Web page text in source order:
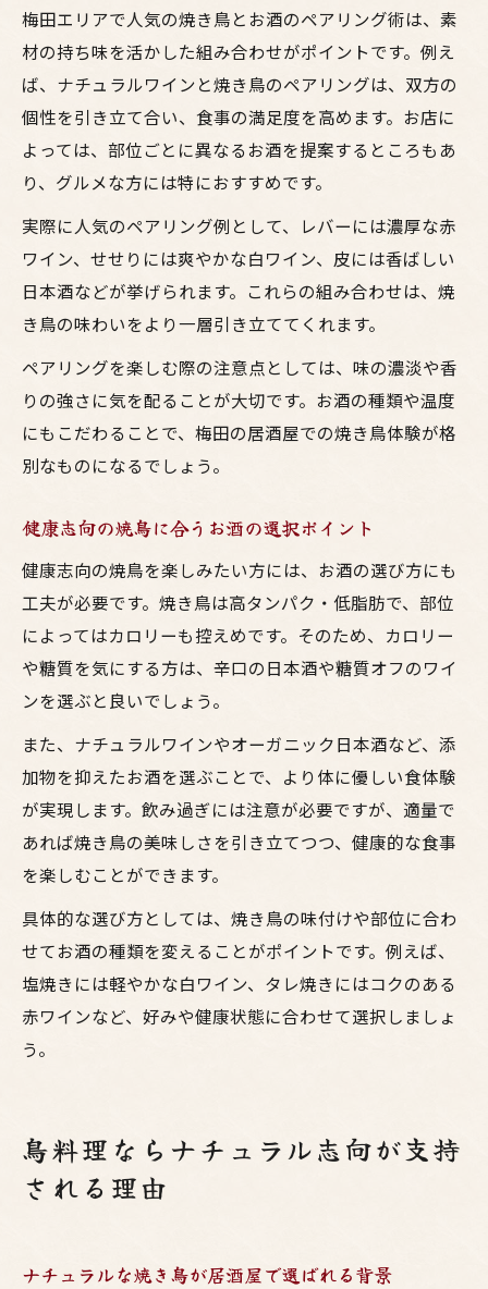
梅田エリアで人気の焼き鳥とお酒のペアリング術は、素
材の持ち味を活かした組み合わせがポイントです。例え
ば、ナチュラルワインと焼き鳥のペアリングは、双方の
個性を引き立て合い、食事の満足度を高めます。お店に
よっては、部位ごとに異なるお酒を提案するところもあ
り、グルメな方には特におすすめです。
実際に人気のペアリング例として、レバーには濃厚な赤
ワイン、せせりには爽やかな白ワイン、皮には香ばしい
日本酒などが挙げられます。これらの組み合わせは、焼
き鳥の味わいをより一層引き立ててくれます。
ペアリングを楽しむ際の注意点としては、味の濃淡や香
りの強さに気を配ることが大切です。お酒の種類や温度
にもこだわることで、梅田の居酒屋での焼き鳥体験が格
別なものになるでしょう。
健康志向の焼鳥に合うお酒の選択ポイント
健康志向の焼鳥を楽しみたい方には、お酒の選び方にも
工夫が必要です。焼き鳥は高タンパク・低脂肪で、部位
によってはカロリーも控えめです。そのため、カロリー
や糖質を気にする方は、辛口の日本酒や糖質オフのワイ
ンを選ぶと良いでしょう。
また、ナチュラルワインやオーガニック日本酒など、添
加物を抑えたお酒を選ぶことで、より体に優しい食体験
が実現します。飲み過ぎには注意が必要ですが、適量で
あれば焼き鳥の美味しさを引き立てつつ、健康的な食事
を楽しむことができます。
具体的な選び方としては、焼き鳥の味付けや部位に合わ
せてお酒の種類を変えることがポイントです。例えば、
塩焼きには軽やかな白ワイン、タレ焼きにはコクのある
赤ワインなど、好みや健康状態に合わせて選択しましょ
う。
鳥料理ならナチュラル志向が支持
される理由
ナチュラルな焼き鳥が居酒屋で選ばれる背景